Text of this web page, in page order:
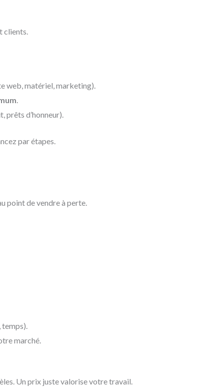
clients.
web, matériel, marketing).
prêts d’honneur).
par étapes.
point de vendre à perte.
temps).
marché.
Un prix juste valorise votre travail.